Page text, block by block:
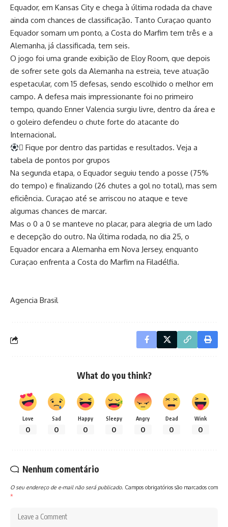
Equador, em Kansas City e chega à última rodada da chave
ainda com chances de classificação. Tanto Curaçao quanto
Equador somam um ponto, a Costa do Marfim tem três e a
Alemanha, já classificada, tem seis.
O jogo foi uma grande exibição de Eloy Room, que depois
de sofrer sete gols da Alemanha na estreia, teve atuação
espetacular, com 15 defesas, sendo escolhido o melhor em
campo. A defesa mais impressionante foi no primeiro
tempo, quando Enner Valencia surgiu livre, dentro da área e
o goleiro defendeu o chute forte do atacante do
Internacional.
 Fique por dentro das partidas e resultados. Veja a
tabela de pontos por grupos
Na segunda etapa, o Equador seguiu tendo a posse (75%
do tempo) e finalizando (26 chutes a gol no total), mas sem
eficiência. Curaçao até se arriscou no ataque e teve
algumas chances de marcar.
Mas o 0 a 0 se manteve no placar, para alegria de um lado
e decepção do outro. Na última rodada, no dia 25, o
Equador encara a Alemanha em Nova Jersey, enquanto
Curaçao enfrenta a Costa do Marfim na Filadélfia.
Agencia Brasil
What do you think?
Love
0
Sad
0
Happy
0
Sleepy
0
Angry
0
Dead
0
Wink
0
Nenhum comentário
O seu endereço de e-mail não será publicado. Campos obrigatórios são marcados com
*